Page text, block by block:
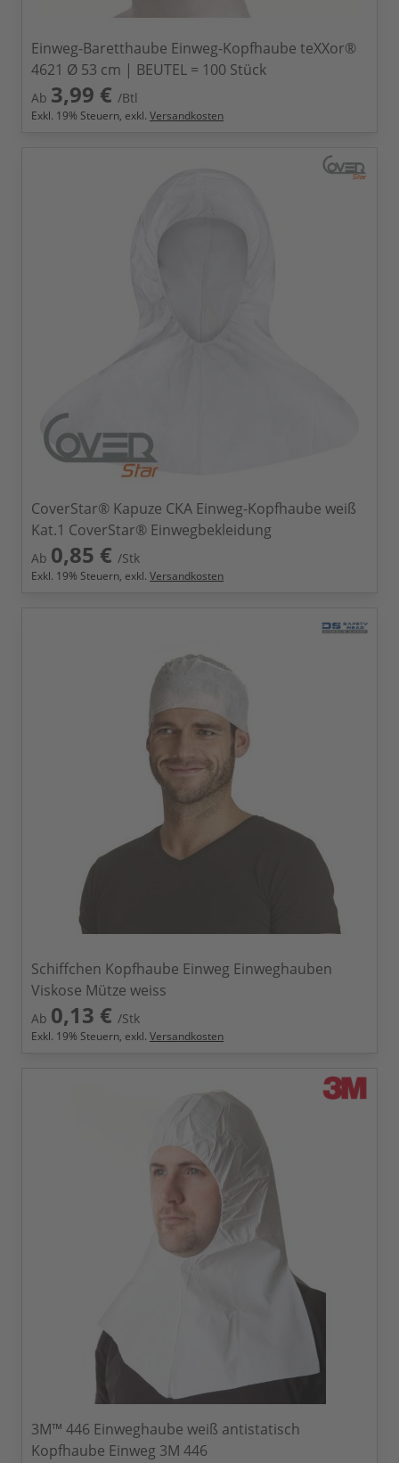
Einweg-Baretthaube Einweg-Kopfhaube teXXor®
4621 Ø 53 cm | BEUTEL = 100 Stück
Ab 3,99 € /Btl
Exkl. 19% Steuern, exkl. Versandkosten
CoverStar® Kapuze CKA Einweg-Kopfhaube weiß
Kat.1 CoverStar® Einwegbekleidung
Ab 0,85 € /Stk
Exkl. 19% Steuern, exkl. Versandkosten
Schiffchen Kopfhaube Einweg Einweghauben
Viskose Mütze weiss
Ab 0,13 € /Stk
Exkl. 19% Steuern, exkl. Versandkosten
3M™ 446 Einweghaube weiß antistatisch
Kopfhaube Einweg 3M 446